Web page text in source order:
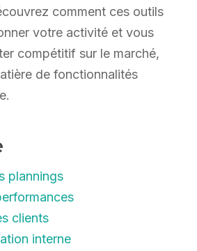
comment ces outils
votre activité et vous
compétitif sur le marché,
de fonctionnalités
plannings
clients
interne